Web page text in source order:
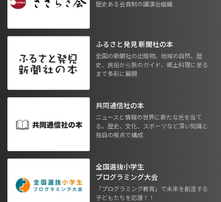
歴史ある会員制の講演会組織
ふるさと発見 新聞社の本
全国の新聞社の出版物。地域の自然、歴
史、民俗から旅のガイド、郷土料理に至る
まで多彩に展開
共同通信社の本
ニュースと情報の世界に新たな光を当て
る。歴史、文化、スポーツなど深い知識と
独自の視点で構成
全国選抜小学生
プログラミング大会
「プログラミング教育」で未来を創造する
子どもたちを応援！！